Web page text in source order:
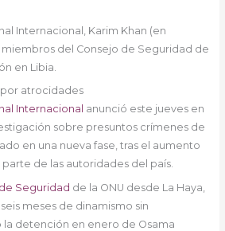
Internacional, Karim Khan (en
miembros del Consejo de Seguridad de
en Libia.
atrocidades
Internacional anunció este jueves en
sobre presuntos crímenes de
en una nueva fase, tras el aumento
de las autoridades del país.
Seguridad de la ONU desde La Haya,
meses de dinamismo sin
detención en enero de Osama